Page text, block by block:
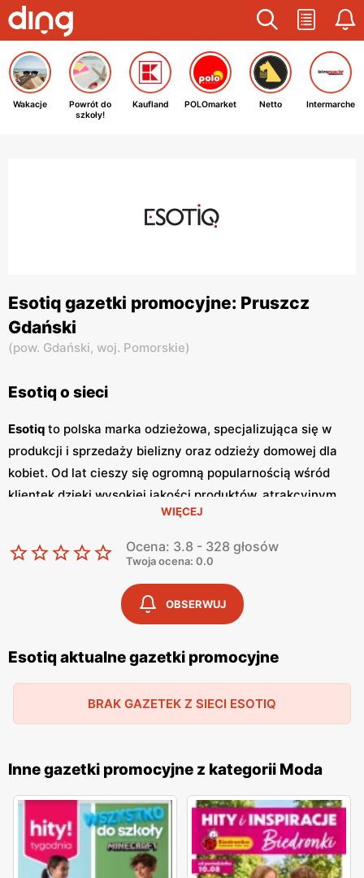
Wakacje
Powrót do
szkoły!
Kaufland POLOmarket Netto Intermarche
Esotiq gazetki promocyjne: Pruszcz
Gdański
(pow. Gdański, woj. Pomorskie)
Esotiq o sieci
Esotiq to polska marka odzieżowa, specjalizująca się w
produkcji i sprzedaży bielizny oraz odzieży domowej dla
kobiet. Od lat cieszy się ogromną popularnością wśród
klientek dzięki wysokiej jakości produktów, atrakcyjnym
oraz nowoczesnym wzorom. Klientki cenią
sobie szeroki wybór, częste promocje
oraz dbałość o
detale, które sprawiają, że bielizna
trwała. Jednym z kluczowych elementów strategii
Esotiq są regularnie wydawane
Gazetkite prezentują najnowsze kolekcje,
wyprzedaże oraz specjalne oferty, dzięki czemu klientki
mogą planować swoje zakupy i korzystać z wyjątkowych
papierowej w sklepach, jak i online, co umożliwia łatwy
sprawia, że cieszą się one dużym uznaniem wśród klientek.
Firma stawia na innowacyjność i ciągłe udoskonalanie
swoich wyrobów, co pozwala na oferowanie bielizny, która
jest nie tylko modna, ale także wygodna i trwała. Sklepy
Esotiqsą obecne w całej Polsce, oferując swoje produkty
WIĘCEJ
Ocena: 3.8 - 328 głosów
Twoja ocena: 0.0
OBSERWUJ
Esotiq aktualne gazetki promocyjne
BRAK GAZETEK Z SIECI ESOTIQ
Inne gazetki promocyjne z kategorii Moda